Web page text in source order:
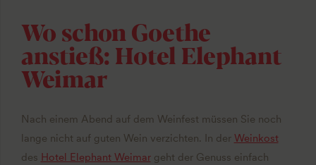
Wo schon Goethe
anstieß: Hotel Elephant
Weimar
Nach einem Abend auf dem Weinfest müssen Sie noch
lange nicht auf guten Wein verzichten. In der Weinkost
des Hotel Elephant Weimargeht der Genuss einfach